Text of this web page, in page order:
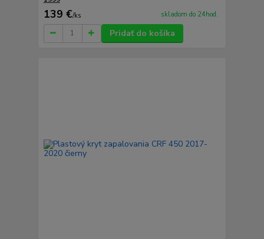
139 €/ks skladom do 24hod.
Pridať do košíka